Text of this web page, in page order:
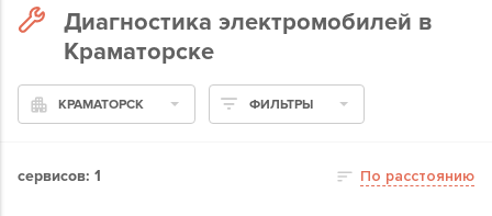
Диагностика электромобилей в
Краматорске
КРАМАТОРСК ФИЛЬТРЫ
сервисов: 1 По расстоянию